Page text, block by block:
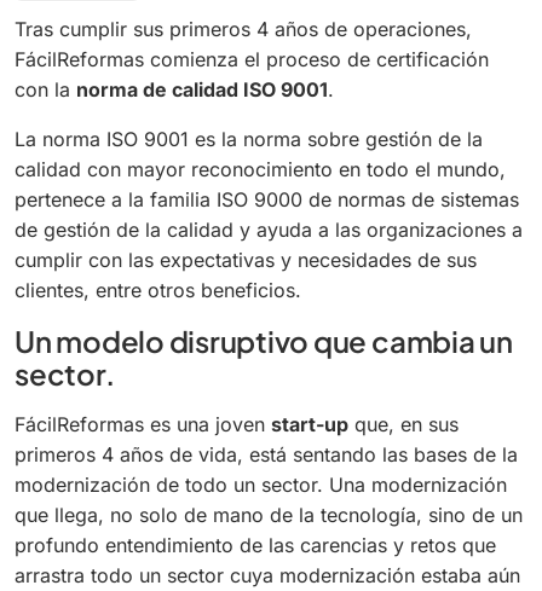
Tras cumplir sus primeros 4 años de operaciones,
FácilReformas comienza el proceso de certificación
con la norma de calidad ISO 9001.
La norma ISO 9001 es la norma sobre gestión de la
calidad con mayor reconocimiento en todo el mundo,
pertenece a la familia ISO 9000 de normas de sistemas
de gestión de la calidad y ayuda a las organizaciones a
cumplir con las expectativas y necesidades de sus
clientes, entre otros beneficios.
Un modelo disruptivo que cambia un
sector.
FácilReformas es una joven start-up que, en sus
primeros 4 años de vida, está sentando las bases de la
modernización de todo un sector. Una modernización
que llega, no solo de mano de la tecnología, sino de un
profundo entendimiento de las carencias y retos que
arrastra todo un sector cuya modernización estaba aún